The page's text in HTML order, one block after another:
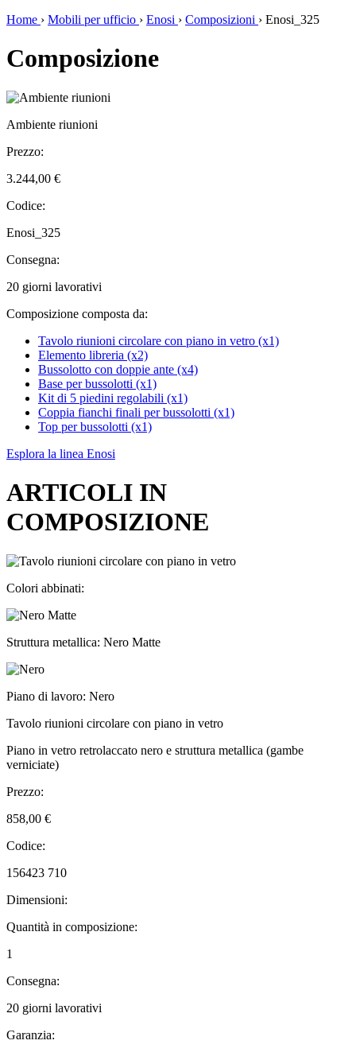
Home › Mobili per ufficio › Enosi › Composizioni › Enosi_325
Composizione
Ambiente riunioni
Prezzo:
3.244,00 €
Codice:
Enosi_325
Consegna:
20 giorni lavorativi
Composizione composta da:
Tavolo riunioni circolare con piano in vetro (x1)
Elemento libreria (x2)
Bussolotto con doppie ante (x4)
Base per bussolotti (x1)
Kit di 5 piedini regolabili (x1)
Coppia fianchi finali per bussolotti (x1)
Top per bussolotti (x1)
Esplora la linea Enosi
ARTICOLI IN
COMPOSIZIONE
Colori abbinati:
Struttura metallica: Nero Matte
Piano di lavoro: Nero
Tavolo riunioni circolare con piano in vetro
Piano in vetro retrolaccato nero e struttura metallica (gambe
verniciate)
Prezzo:
858,00 €
Codice:
156423 710
Dimensioni:
Quantità in composizione:
1
Consegna:
20 giorni lavorativi
Garanzia: